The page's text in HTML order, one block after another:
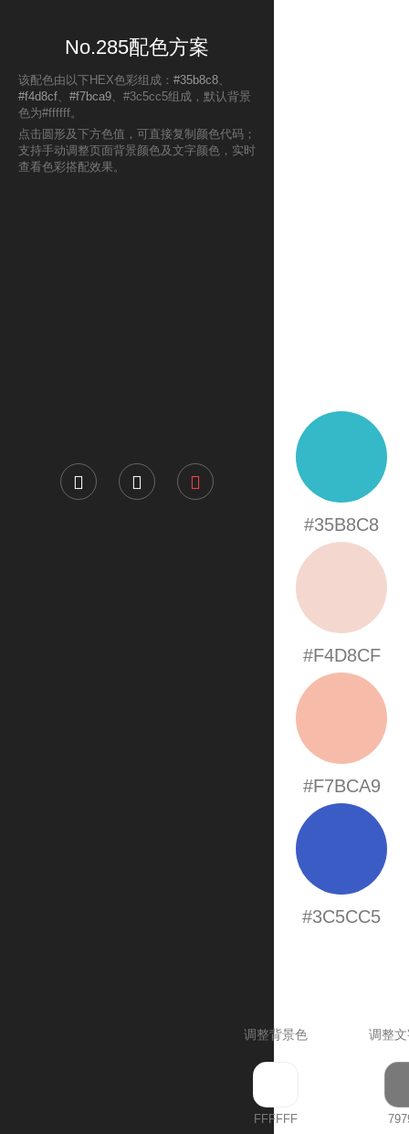
No.285配色方案
该配色由以下HEX色彩组成： #35b8c8、
#f4d8cf、 #f7bca9、#3c5cc5组成，默认背景
色为#ffffff。
点击圆形及下方色值，可直接复制颜色代码；
支持手动调整页面背景颜色及文字颜色，实时
查看色彩搭配效果。
#35B8C8
#F4D8CF
#F7BCA9
#3C5CC5
调整背景色 调整